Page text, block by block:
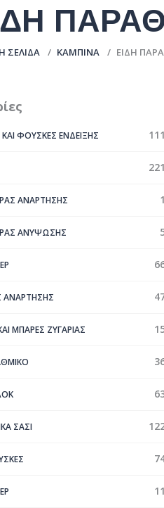
ΣΕΛΊΔΑ ΚΑΜΠΙΝΑ ΕΙΔΗ
ΦΟΥΣΚΕΣ ΕΝΔΕΙΞΗΣ 111
221
ΑΝΑΡΤΗΣΗΣ 1
ΑΝΥΨΩΣΗΣ
ΑΝΑΡΤΗΣΗΣ
ΜΠΑΡΕΣ ΖΥΓΑΡΙΑΣ
ΣΑΣΙ
11